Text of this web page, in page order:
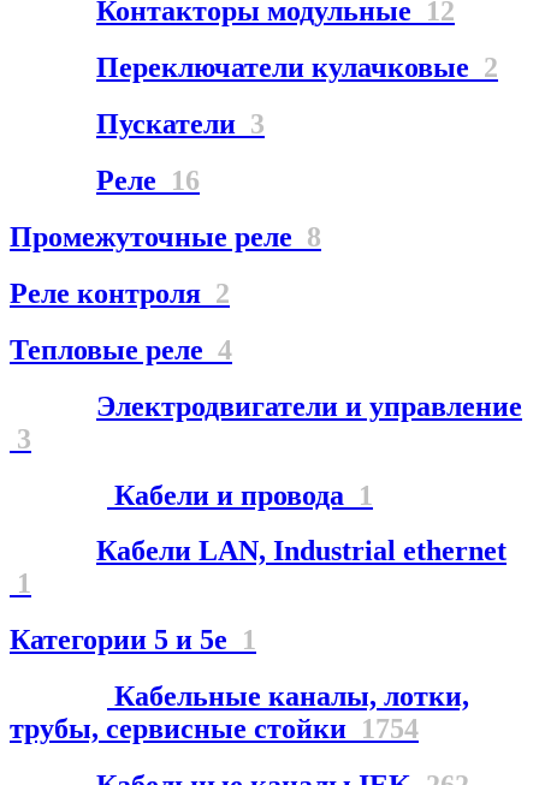
Контакторы модульные 12
Переключатели кулачковые 2
Пускатели 3
Реле 16
Промежуточные реле 8
Реле контроля 2
Тепловые реле 4
Электродвигатели и управление
3
Кабели и провода 1
Кабели LAN, Industrial ethernet
1
Категории 5 и 5е 1
Кабельные каналы, лотки,
трубы, сервисные стойки 1754